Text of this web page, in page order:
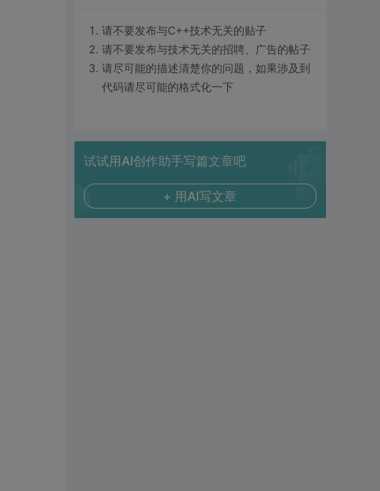
请不要发布与C++技术无关的贴子
请不要发布与技术无关的招聘、广告的帖子
请尽可能的描述清楚你的问题，如果涉及到
代码请尽可能的格式化一下
试试用AI创作助手写篇文章吧
+ 用AI写文章